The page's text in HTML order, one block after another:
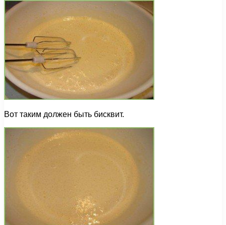
Вот таким должен быть бисквит.